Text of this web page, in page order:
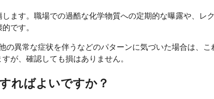
ます。職場での過酷な化学物質への定期的な曝露や、
です。
異常な症状を伴うなどのパターンに気づいた場合は、
が、確認しても損はありません。
ればよいですか？